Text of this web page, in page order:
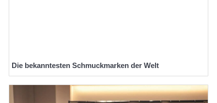
Die bekanntesten Schmuckmarken der Welt